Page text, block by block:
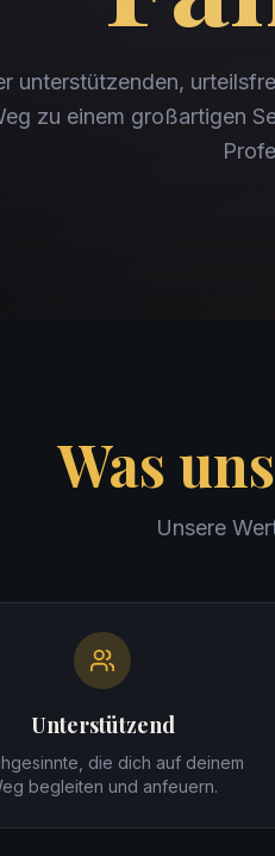
unterstützenden,
zu einem großartigen
Was
Unsere
Unterstützend
die dich auf deinem
begleiten und anfeuern.